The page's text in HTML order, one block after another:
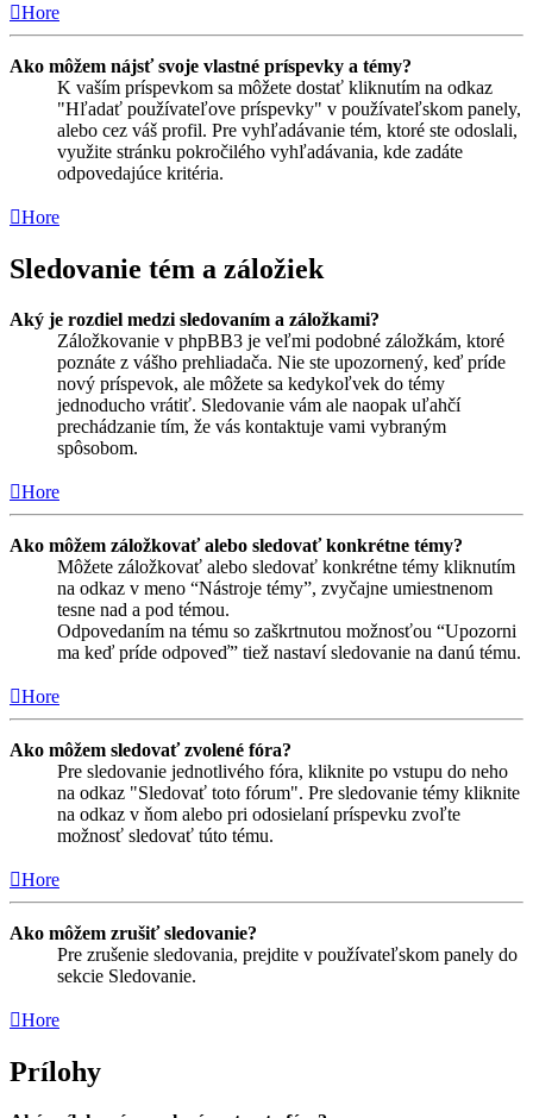
Hore
Ako môžem nájsť svoje vlastné príspevky a témy?
K vaším príspevkom sa môžete dostať kliknutím na odkaz
"Hľadať používateľove príspevky" v používateľskom panely,
alebo cez váš profil. Pre vyhľadávanie tém, ktoré ste odoslali,
využite stránku pokročilého vyhľadávania, kde zadáte
odpovedajúce kritéria.
Hore
Sledovanie tém a záložiek
Aký je rozdiel medzi sledovaním a záložkami?
Záložkovanie v phpBB3 je veľmi podobné záložkám, ktoré
poznáte z vášho prehliadača. Nie ste upozornený, keď príde
nový príspevok, ale môžete sa kedykoľvek do témy
jednoducho vrátiť. Sledovanie vám ale naopak uľahčí
prechádzanie tím, že vás kontaktuje vami vybraným
spôsobom.
Hore
Ako môžem záložkovať alebo sledovať konkrétne témy?
Môžete záložkovať alebo sledovať konkrétne témy kliknutím
na odkaz v meno “Nástroje témy”, zvyčajne umiestnenom
tesne nad a pod témou.
Odpovedaním na tému so zaškrtnutou možnosťou “Upozorni
ma keď príde odpoveď” tiež nastaví sledovanie na danú tému.
Hore
Ako môžem sledovať zvolené fóra?
Pre sledovanie jednotlivého fóra, kliknite po vstupu do neho
na odkaz "Sledovať toto fórum". Pre sledovanie témy kliknite
na odkaz v ňom alebo pri odosielaní príspevku zvoľte
možnosť sledovať túto tému.
Hore
Ako môžem zrušiť sledovanie?
Pre zrušenie sledovania, prejdite v používateľskom panely do
sekcie Sledovanie.
Hore
Prílohy